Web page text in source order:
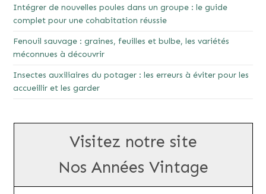
Intégrer de nouvelles poules dans un groupe : le guide
complet pour une cohabitation réussie
Fenouil sauvage : graines, feuilles et bulbe, les variétés
méconnues à découvrir
Insectes auxiliaires du potager : les erreurs à éviter pour les
accueillir et les garder
Visitez notre site
Nos Années Vintage